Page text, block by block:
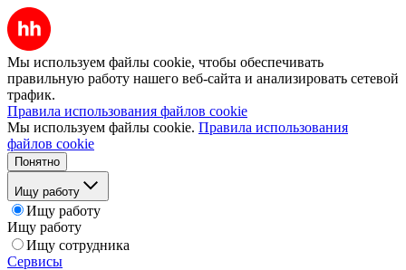
Мы используем файлы cookie, чтобы обеспечивать
правильную работу нашего веб-сайта и анализировать сетевой
трафик.
Правила использования файлов cookie
Мы используем файлы cookie. Правила использования
файлов cookie
Понятно
Ищу работу
Ищу работу
Ищу работу
Ищу сотрудника
Сервисы